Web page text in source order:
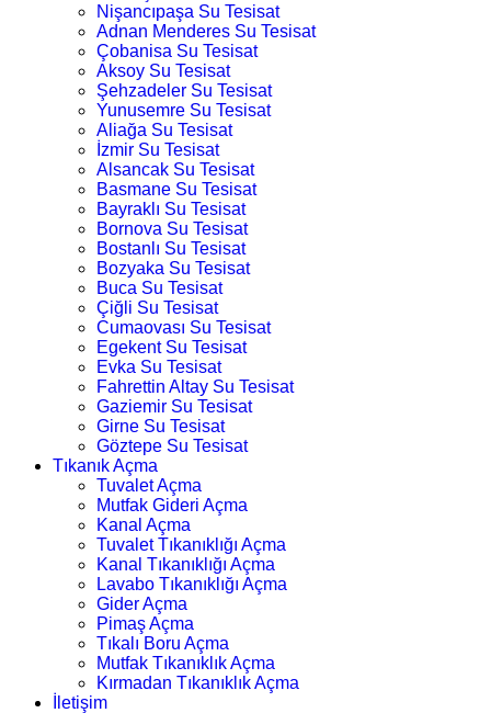
Nişancıpaşa Su Tesisat
Adnan Menderes Su Tesisat
Çobanisa Su Tesisat
Aksoy Su Tesisat
Şehzadeler Su Tesisat
Yunusemre Su Tesisat
Aliağa Su Tesisat
İzmir Su Tesisat
Alsancak Su Tesisat
Basmane Su Tesisat
Bayraklı Su Tesisat
Bornova Su Tesisat
Bostanlı Su Tesisat
Bozyaka Su Tesisat
Buca Su Tesisat
Çiğli Su Tesisat
Cumaovası Su Tesisat
Egekent Su Tesisat
Evka Su Tesisat
Fahrettin Altay Su Tesisat
Gaziemir Su Tesisat
Girne Su Tesisat
Göztepe Su Tesisat
Tıkanık Açma
Tuvalet Açma
Mutfak Gideri Açma
Kanal Açma
Tuvalet Tıkanıklığı Açma
Kanal Tıkanıklığı Açma
Lavabo Tıkanıklığı Açma
Gider Açma
Pimaş Açma
Tıkalı Boru Açma
Mutfak Tıkanıklık Açma
Kırmadan Tıkanıklık Açma
İletişim